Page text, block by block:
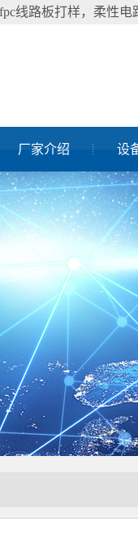
线路板打样，柔性
厂家介绍 设